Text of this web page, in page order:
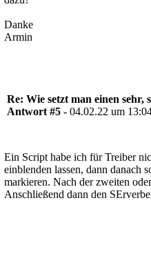
Danke
Armin
Re: Wie setzt man einen sehr,
Antwort #5 - 04.02.22 um
Ein Script habe ich für Treiber
einblenden lassen, dann danach
markieren. Nach der zweiten
Anschließend dann den